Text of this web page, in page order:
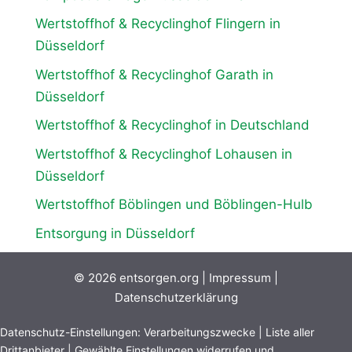
Wertstoffhof & Recyclinghof Flingern in
Düsseldorf
Wertstoffhof & Recyclinghof Garath in
Düsseldorf
Wertstoffhof & Recyclinghof in Deutschland
Wertstoffhof & Recyclinghof Lohausen in
Düsseldorf
Wertstoffhof Böblingen und Böblingen-Hulb
Entsorgung in Düsseldorf
© 2026 entsorgen.org Impressum
Datenschutzerklärung
Datenschutz-Einstellungen: Verarbeitungszwecke
Liste aller